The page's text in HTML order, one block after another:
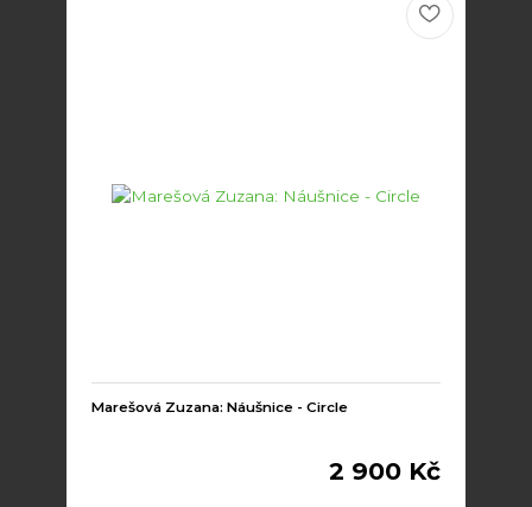
Marešová Zuzana: Náušnice - Circle
2 900 Kč